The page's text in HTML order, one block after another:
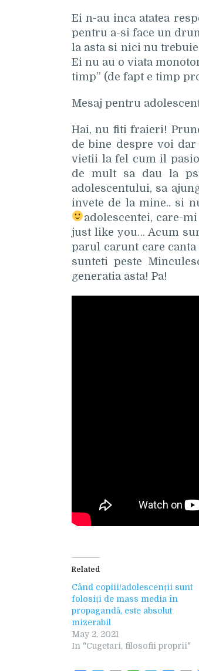
Ei n-au inca atatea
pentru a-si face un
la asta si nici nu
Ei nu au o viata
timp” (de fapt e timp
Mesaj pentru
Hai, nu fiti fraieri!
de bine despre voi dar
vietii la fel cum il
de mult sa dau la
adolescentului, sa
invete de la mine.. si
adolescentei, care-
just like you… Acum
parul carunt care
sunteti peste
generatia asta! Pa!
Related
Când copiii/adolescenții sunt
folosiți de mass media în
propagandă, este absolut
mizerabil
May 2, 2021
In "Cugetari, filosofii proprii"